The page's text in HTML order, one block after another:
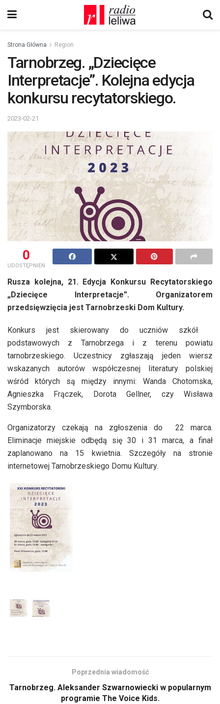
Strona Główna Region
Tarnobrzeg. „Dziecięce
Interpretacje”. Kolejna edycja
konkursu recytatorskiego.
2023-02-21
0
UDOSTĘPNIEŃ
Rusza kolejna, 21. Edycja Konkursu Recytatorskiego
„Dziecięce Interpretacje”. Organizatorem
przedsięwzięcia jest Tarnobrzeski Dom Kultury.
Konkurs jest skierowany do uczniów szkół
podstawowych z Tarnobrzega i z terenu powiatu
tarnobrzeskiego. Uczestnicy zgłaszają jeden wiersz
wskazanych autorów współczesnej literatury polskiej
wśród których są między innymi: Wanda Chotomska,
Agnieszka Frączek, Dorota Gellner, czy Wisława
Szymborska.
Organizatorzy czekają na zgłoszenia do 22 marca.
Eliminacje miejskie odbędą się 30 i 31 marca, a finał
zaplanowano na 15 kwietnia. Szczegóły na stronie
internetowej Tarnobrzeskiego Domu Kultury.
Poprzednia wiadomość
Tarnobrzeg. Aleksander Szwarnowiecki w popularnym
programie The Voice Kids.